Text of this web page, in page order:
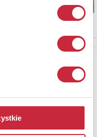
aukcjach, prosimy podać